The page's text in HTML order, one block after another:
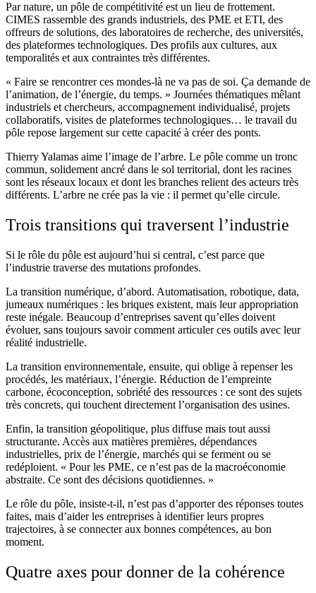
Par nature, un pôle de compétitivité est un lieu de frottement.
CIMES rassemble des grands industriels, des PME et ETI, des
offreurs de solutions, des laboratoires de recherche, des universités,
des plateformes technologiques. Des profils aux cultures, aux
temporalités et aux contraintes très différentes.
« Faire se rencontrer ces mondes-là ne va pas de soi. Ça demande de
l’animation, de l’énergie, du temps. » Journées thématiques mêlant
industriels et chercheurs, accompagnement individualisé, projets
collaboratifs, visites de plateformes technologiques… le travail du
pôle repose largement sur cette capacité à créer des ponts.
Thierry Yalamas aime l’image de l’arbre. Le pôle comme un tronc
commun, solidement ancré dans le sol territorial, dont les racines
sont les réseaux locaux et dont les branches relient des acteurs très
différents. L’arbre ne crée pas la vie : il permet qu’elle circule.
Trois transitions qui traversent l’industrie
Si le rôle du pôle est aujourd’hui si central, c’est parce que
l’industrie traverse des mutations profondes.
La transition numérique, d’abord. Automatisation, robotique, data,
jumeaux numériques : les briques existent, mais leur appropriation
reste inégale. Beaucoup d’entreprises savent qu’elles doivent
évoluer, sans toujours savoir comment articuler ces outils avec leur
réalité industrielle.
La transition environnementale, ensuite, qui oblige à repenser les
procédés, les matériaux, l’énergie. Réduction de l’empreinte
carbone, écoconception, sobriété des ressources : ce sont des sujets
très concrets, qui touchent directement l’organisation des usines.
Enfin, la transition géopolitique, plus diffuse mais tout aussi
structurante. Accès aux matières premières, dépendances
industrielles, prix de l’énergie, marchés qui se ferment ou se
redéploient. « Pour les PME, ce n’est pas de la macroéconomie
abstraite. Ce sont des décisions quotidiennes. »
Le rôle du pôle, insiste-t-il, n’est pas d’apporter des réponses toutes
faites, mais d’aider les entreprises à identifier leurs propres
trajectoires, à se connecter aux bonnes compétences, au bon
moment.
Quatre axes pour donner de la cohérence